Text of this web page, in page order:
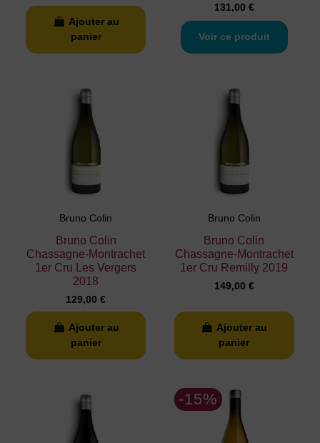
Ajouter au
panier
131,00 €
Voir ce produit
Bruno Colin
Bruno Colin
Chassagne-Montrachet
1er Cru Les Vergers
2018
129,00 €
Ajouter au
panier
Bruno Colin
Bruno Colin
Chassagne-Montrachet
1er Cru Remilly 2019
149,00 €
Ajouter au
panier
-15%